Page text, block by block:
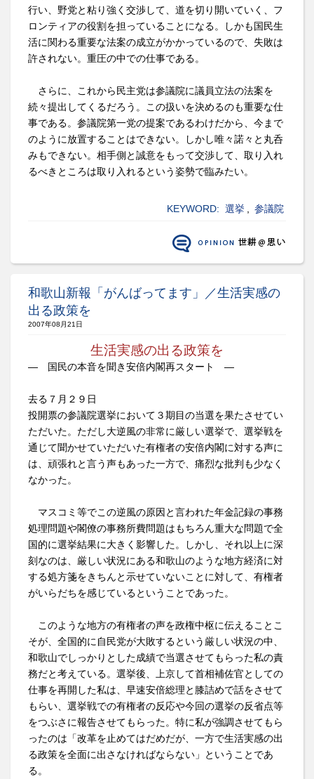
行い、野党と粘り強く交渉して、道を切り開いていく、フ
ロンティアの役割を担っていることになる。しかも国民生
活に関わる重要な法案の成立がかかっているので、失敗は
許されない。重圧の中での仕事である。
さらに、これから民主党は参議院に議員立法の法案を
続々提出してくるだろう。この扱いを決めるのも重要な仕
事である。参議院第一党の提案であるわけだから、今まで
のように放置することはできない。しかし唯々諾々と丸呑
みもできない。相手側と誠意をもって交渉して、取り入れ
るべきところは取り入れるという姿勢で臨みたい。
KEYWORD: 選挙 参議院
和歌山新報「がんばってます」／生活実感の
出る政策を
2007年08月21日
生活実感の出る政策を
― 国民の本音を聞き安倍内閣再スタート ―
去る７月２９日
投開票の参議院選挙において３期目の当選を果たさせてい
ただいた。ただし大逆風の非常に厳しい選挙で、選挙戦を
通じて聞かせていただいた有権者の安倍内閣に対する声に
は、頑張れと言う声もあった一方で、痛烈な批判も少なく
なかった。
マスコミ等でこの逆風の原因と言われた年金記録の事務
処理問題や閣僚の事務所費問題はもちろん重大な問題で全
国的に選挙結果に大きく影響した。しかし、それ以上に深
刻なのは、厳しい状況にある和歌山のような地方経済に対
する処方箋をきちんと示せていないことに対して、有権者
がいらだちを感じているということであった。
このような地方の有権者の声を政権中枢に伝えることこ
そが、全国的に自民党が大敗するという厳しい状況の中、
和歌山でしっかりとした成績で当選させてもらった私の責
務だと考えている。選挙後、上京して首相補佐官としての
仕事を再開した私は、早速安倍総理と膝詰めで話をさせて
もらい、選挙戦での有権者の反応や今回の選挙の反省点等
をつぶさに報告させてもらった。特に私が強調させてもら
ったのは「改革を止めてはだめだが、一方で生活実感の出
る政策を全面に出さなければならない」ということであ
る。